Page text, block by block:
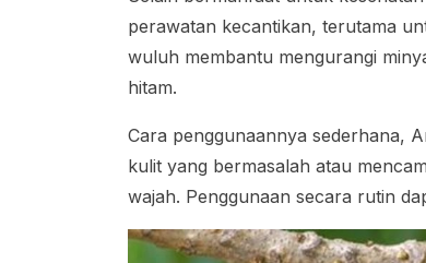
perawatan kecantikan, terutama
wuluh membantu mengurangi
hitam.
Cara penggunaannya sederhana,
kulit yang bermasalah atau
wajah. Penggunaan secara rutin